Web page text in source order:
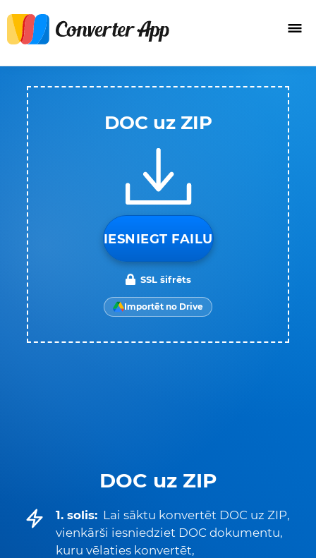
DOC uz ZIP
1. solis: Lai sāktu konvertēt DOC uz ZIP,
vienkārši iesniedziet DOC dokumentu,
kuru vēlaties konvertēt,
DOC uz ZIP
IESNIEGT FAILU
SSL šifrēts
Importēt no Drive